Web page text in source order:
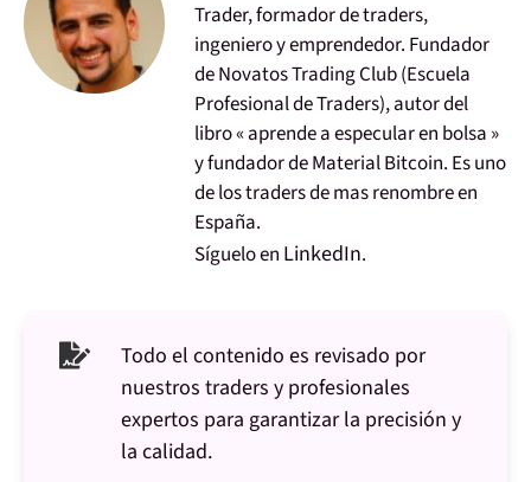
Trader, formador de traders,
ingeniero y emprendedor. Fundador
de Novatos Trading Club (Escuela
Profesional de Traders), autor del
libro « aprende a especular en bolsa »
y fundador de Material Bitcoin. Es uno
de los traders de mas renombre en
España.
Síguelo en LinkedIn.
Todo el contenido es revisado por
nuestros traders y profesionales
expertos para garantizar la precisión y
la calidad.